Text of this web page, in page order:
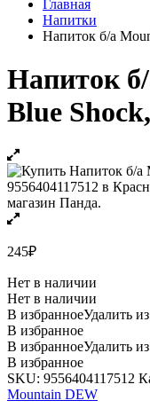
Главная
Напитки
Напиток б/а
Напиток
Blue
245₽
Нет в наличии
Нет в наличии
В избранноеУдалить
В избранное
В избранноеУдалить
В избранное
SKU: 9556404117512
Mountain DEW